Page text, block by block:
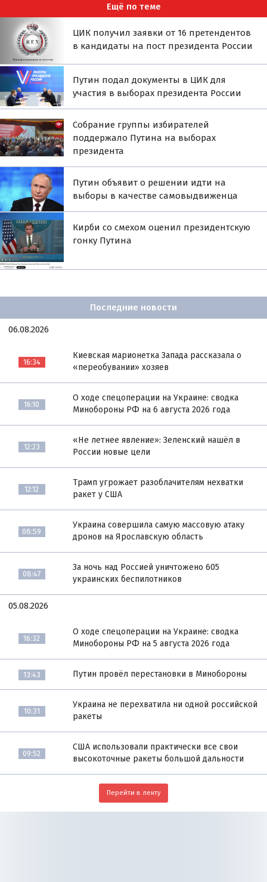
Ещё по теме
ЦИК получил заявки от 16 претендентов
в кандидаты на пост президента России
Путин подал документы в ЦИК для
участия в выборах президента России
Собрание группы избирателей
поддержало Путина на выборах
президента
Путин объявит о решении идти на
выборы в качестве самовыдвиженца
Кирби со смехом оценил президентскую
гонку Путина
Последние новости
06.08.2026
16:34
Киевская марионетка Запада рассказала о
«переобувании» хозяев
16:10
О ходе спецоперации на Украине: сводка
Минобороны РФ на 6 августа 2026 года
12:23
«Не летнее явление»: Зеленский нашёл в
России новые цели
12:12
Трамп угрожает разоблачителям нехватки
ракет у США
08:59
Украина совершила самую массовую атаку
дронов на Ярославскую область
08:47
За ночь над Россией уничтожено 605
украинских беспилотников
05.08.2026
16:32
О ходе спецоперации на Украине: сводка
Минобороны РФ на 5 августа 2026 года
13:43 Путин провёл перестановки в Минобороны
10:31
Украина не перехватила ни одной российской
ракеты
09:52
США использовали практически все свои
высокоточные ракеты большой дальности
Перейти в ленту